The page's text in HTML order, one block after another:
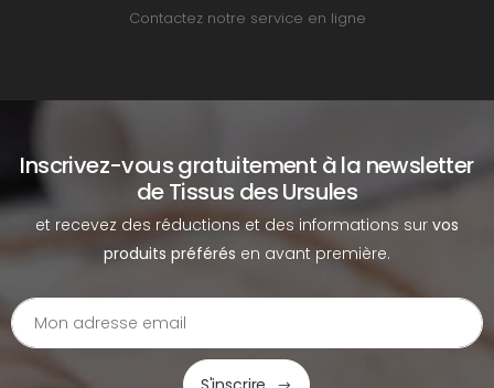
Contactez notre service en ligne
Inscrivez-vous gratuitement à la newsletter
de Tissus des Ursules
et recevez des réductions et des informations sur vos
produits préférés en avant première.